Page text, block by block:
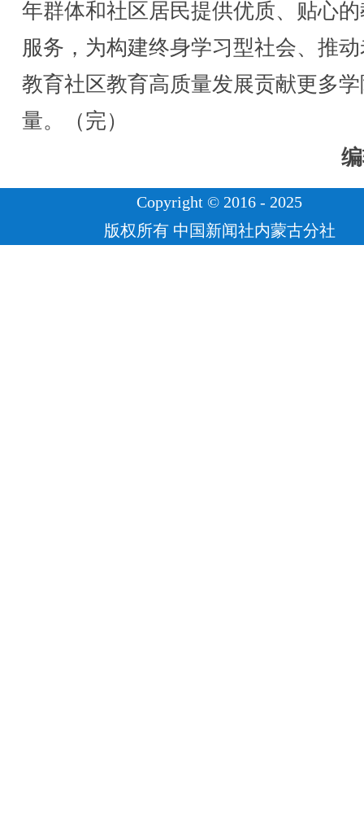
年群体和社区居民提供优质、贴心
服务，为构建终身学习型社会、推
教育社区教育高质量发展贡献更多
量。（完）
Copyright © 2016 - 2025
版权所有 中国新闻社内蒙古分社